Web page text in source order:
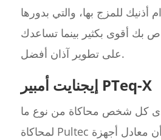
للمزج بها، والتي بدورها
بك أقوى بكثير بينما تساعدك
على تطوير آذان أفضل.
إيجنايت أمبير PTeq-X
كل شخص محاكاة من نوع ما
لمحاكاة Pultec في ترسانته، حيث أن معادل أجهزة